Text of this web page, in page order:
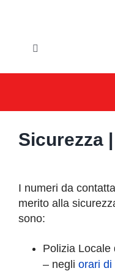
Toggle
IL COMUNE
GLI UFFICI
AREE TEMATICHE
VIVERE
Sicurezza
I numeri da
merito alla
sono:
Polizia Locale
– negli orari di